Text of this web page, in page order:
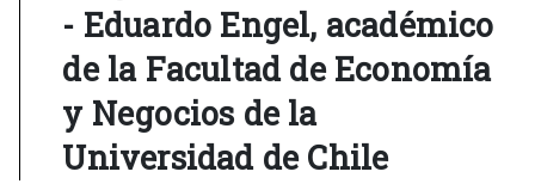
- Eduardo Engel, académico
de la Facultad de Economía
y Negocios de la
Universidad de Chile